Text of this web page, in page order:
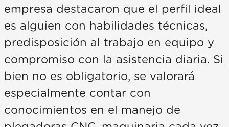
empresa destacaron que el perfil ideal
es alguien con habilidades técnicas,
predisposición al trabajo en equipo y
compromiso con la asistencia diaria. Si
bien no es obligatorio, se valorará
especialmente contar con
conocimientos en el manejo de